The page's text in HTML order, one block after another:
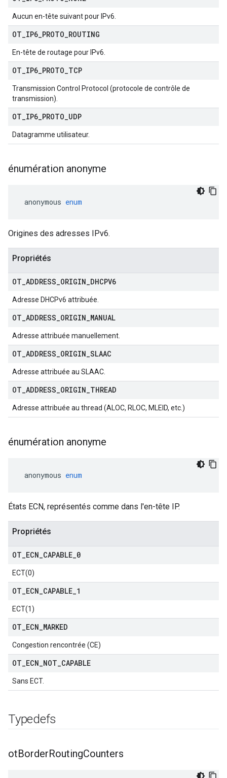
Aucun en-tête suivant pour IPv6.
OT IP6 PROTO ROUTING
En-tête de routage pour IPv6.
OT IP6 PROTO TCP
Transmission Control Protocol (protocole de contrôle de
transmission).
OT IP6 PROTO UDP
Datagramme utilisateur.
énumération anonyme
anonymous enum
Origines des adresses IPv6.
Propriétés
OT ADDRESS ORIGIN DHCPV6
Adresse DHCPv6 attribuée.
OT ADDRESS ORIGIN MANUAL
Adresse attribuée manuellement.
OT ADDRESS ORIGIN SLAAC
Adresse attribuée au SLAAC.
OT ADDRESS ORIGIN THREAD
Adresse attribuée au thread (ALOC, RLOC, MLEID, etc.)
énumération anonyme
anonymous enum
États ECN, représentés comme dans l'en-tête IP.
Propriétés
OT ECN CAPABLE 0
ECT(0)
OT ECN CAPABLE 1
ECT(1)
OT ECN MARKED
Congestion rencontrée (CE)
OT ECN NOT CAPABLE
Sans ECT.
Typedefs
otBorderRoutingCounters